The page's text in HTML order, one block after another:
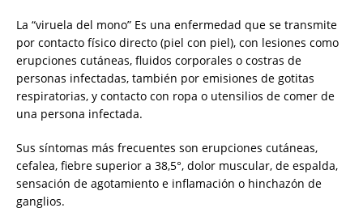
La “viruela del mono” Es una enfermedad que se transmite
por contacto físico directo (piel con piel), con lesiones como
erupciones cutáneas, fluidos corporales o costras de
personas infectadas, también por emisiones de gotitas
respiratorias, y contacto con ropa o utensilios de comer de
una persona infectada.
Sus síntomas más frecuentes son erupciones cutáneas,
cefalea, fiebre superior a 38,5°, dolor muscular, de espalda,
sensación de agotamiento e inflamación o hinchazón de
ganglios.